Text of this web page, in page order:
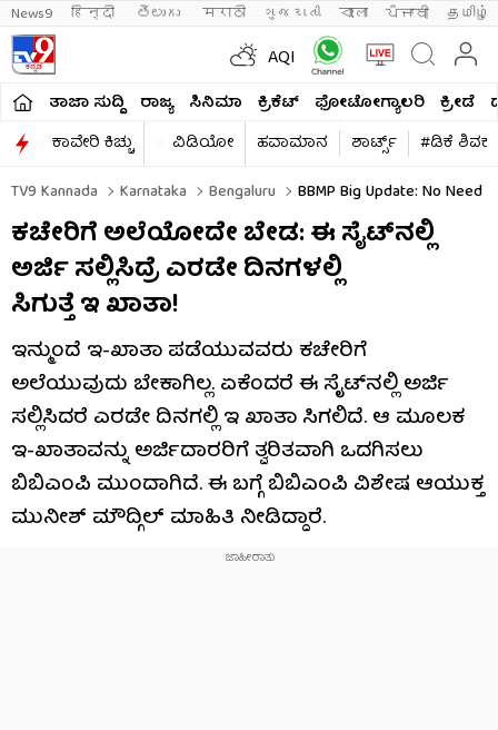
News9 हिन्दी తెలుగు मराठी ગુજરાતી বাংলা ਪੰਜਾਬੀ தமிழ்
AQI
ತಾಜಾ ಸುದ್ದಿ ರಾಜ್ಯ ಸಿನಿಮಾ ಕ್ರಿಕೆಟ್​ ಫೋಟೋಗ್ಯಾಲರಿ ಕ್ರೀಡೆ
ಕಾವೇರಿ ಕಿಚ್ಚು
ವಿಡಿಯೋ ಹವಾಮಾನ ಶಾರ್ಟ್ಸ್​
#ಡಿಕೆ
TV9 Kannada
Karnataka Bengaluru BBMP Big Update: No Need
ಕಚೇರಿಗೆ ಅಲೆಯೋದೇ ಬೇಡ: ಈ ಸೈಟ್​ನಲ್ಲಿ
ಅರ್ಜಿ ಸಲ್ಲಿಸಿದ್ರೆ ಎರಡೇ ದಿನಗಳಲ್ಲಿ
ಸಿಗುತ್ತೆ ಇ ಖಾತಾ!
ಇನ್ಮುಂದೆ ಇ-ಖಾತಾ ಪಡೆಯುವವರು ಕಚೇರಿಗೆ
ಅಲೆಯುವುದು ಬೇಕಾಗಿಲ್ಲ. ಏಕೆಂದರೆ ಈ ಸೈಟ್​ನಲ್ಲಿ ಅರ್ಜಿ
ಸಲ್ಲಿಸಿದರೆ ಎರಡೇ ದಿನಗಲ್ಲಿ ಇ ಖಾತಾ ಸಿಗಲಿದೆ. ಆ ಮೂಲಕ
ಇ-ಖಾತಾವನ್ನು ಅರ್ಜಿದಾರರಿಗೆ ತ್ವರಿತವಾಗಿ ಒದಗಿಸಲು
ಬಿಬಿಎಂಪಿ ಮುಂದಾಗಿದೆ. ಈ ಬಗ್ಗೆ ಬಿಬಿಎಂಪಿ ವಿಶೇಷ ಆಯುಕ್ತ
ಮುನೀಶ್ ಮೌದ್ಗಿಲ್​ ಮಾಹಿತಿ ನೀಡಿದ್ದಾರೆ.